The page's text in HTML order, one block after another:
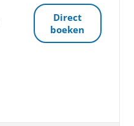
Direct
boeken